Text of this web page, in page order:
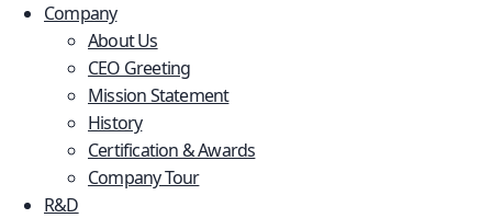
Company
About Us
CEO Greeting
Mission Statement
History
Certification & Awards
Company Tour
R&D